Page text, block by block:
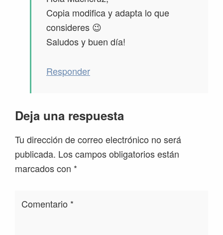
Copia modifica y adapta lo que
consideres 😉
Saludos y buen día!
Responder
Deja una respuesta
Tu dirección de correo electrónico no será
publicada. Los campos obligatorios están
marcados con *